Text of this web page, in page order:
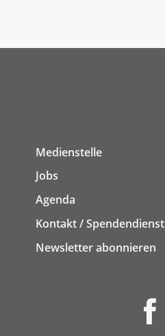
Medienstelle
Jobs
Agenda
Kontakt / Spendendienst
Newsletter abonnieren